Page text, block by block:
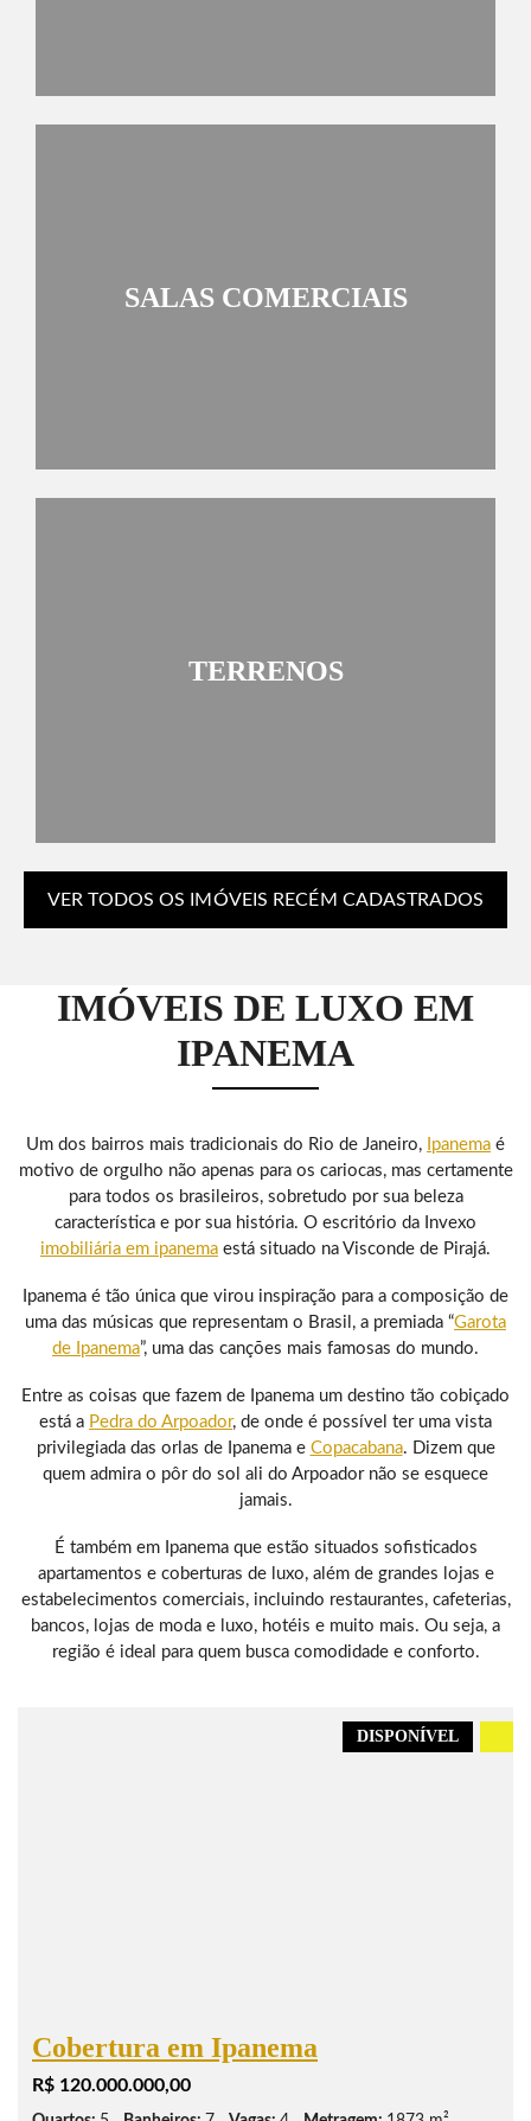
SALAS COMERCIAIS
TERRENOS
VER TODOS OS IMÓVEIS RECÉM CADASTRADOS
IMÓVEIS DE LUXO EM
IPANEMA
Um dos bairros mais tradicionais do Rio de Janeiro, Ipanema é
motivo de orgulho não apenas para os cariocas, mas certamente
para todos os brasileiros, sobretudo por sua beleza
característica e por sua história. O escritório da Invexo
imobiliária em ipanema está situado na Visconde de Pirajá.
Ipanema é tão única que virou inspiração para a composição de
uma das músicas que representam o Brasil, a premiada “Garota
de Ipanema”, uma das canções mais famosas do mundo.
Entre as coisas que fazem de Ipanema um destino tão cobiçado
está a Pedra do Arpoador, de onde é possível ter uma vista
privilegiada das orlas de Ipanema e Copacabana. Dizem que
quem admira o pôr do sol ali do Arpoador não se esquece
jamais.
É também em Ipanema que estão situados sofisticados
apartamentos e coberturas de luxo, além de grandes lojas e
estabelecimentos comerciais, incluindo restaurantes, cafeterias,
bancos, lojas de moda e luxo, hotéis e muito mais. Ou seja, a
região é ideal para quem busca comodidade e conforto.
DISPONÍVEL
Cobertura em Ipanema
R$ 120.000.000,00